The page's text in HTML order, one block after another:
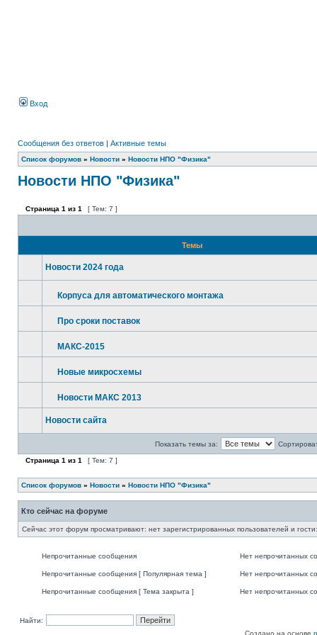
Вход
Сообщения без ответов | Активные темы
Список форумов » Новости » Новости НПО "Физика"
Новости НПО "Физика"
Страница 1 из 1 [ Тем: 7 ]
Темы
Новости 2024 года
Корпуса для автоматического монтажа
Про сроки поставок
МАКС-2015
Новые микросхемы
Новости МАКС 2013
Новости сайта
Показать темы за:
Страница 1 из 1 [ Тем: 7 ]
Список форумов » Новости » Новости НПО "Физика"
Кто сейчас на форуме
Сейчас этот форум просматривают: нет зарегистрированных пользователей и
Непрочитанные сообщения Нет непрочитанных
Непрочитанные сообщения [ Популярная тема ] Нет непрочитанных
Непрочитанные сообщения [ Тема закрыта ] Нет непрочитанных
Найти:
Создано на основе